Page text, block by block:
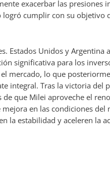
exacerbar las presiones
cumplir con su objetivo
Estados Unidos y Argentina
significativa para los
mercado, lo que
integral. Tras la victoria del
que Milei aproveche el
en las condiciones del
la estabilidad y aceleren la